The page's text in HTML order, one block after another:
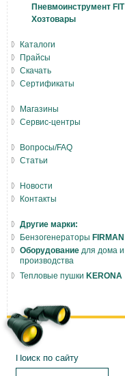
Пневмоинструмент FIT
Хозтовары
Каталоги
Прайсы
Скачать
Сертификаты
Магазины
Сервис-центры
Вопросы/FAQ
Статьи
Новости
Контакты
Другие марки:
Бензогенераторы FIRMAN
Оборудование для дома и
производства
Тепловые пушки KERONA
Поиск по сайту